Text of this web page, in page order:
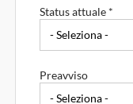
Status attuale *
Preavviso